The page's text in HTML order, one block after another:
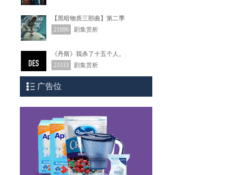
【黑暗物质三部曲】第二季
21696
剧集赏析
《丹斯》我杀了十五个人。
23333
剧集赏析
一张桌子，一张椅子飙戏—
广告位